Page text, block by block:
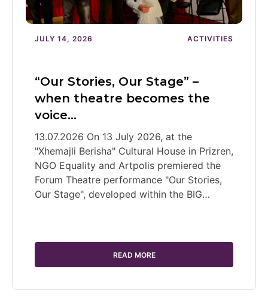
JULY 14, 2026 ACTIVITIES
“Our Stories, Our Stage” –
when theatre becomes the
voice…
13.07.2026 On 13 July 2026, at the
"Xhemajli Berisha" Cultural House in Prizren,
NGO Equality and Artpolis premiered the
Forum Theatre performance "Our Stories,
Our Stage", developed within the BIG…
READ MORE